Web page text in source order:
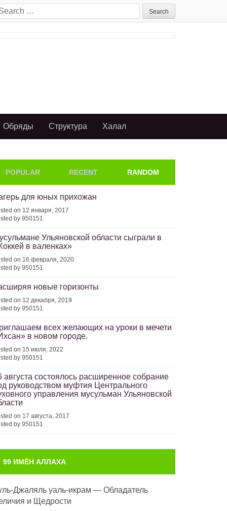
Обряды Структура Халал
POPULAR RECENT RANDOM
для юных прихожан
on 12 января, 2017
by 950151
Ульяновской области сыграли в
в валенках»
on 16 февраля, 2020
by 950151
новые горизонты
on 12 декабря, 2019
by 950151
всех желающих на уроки в мечети
в новом городе.
on 15 июля, 2022
by 950151
августа состоялось расширенное собрание
руководством муфтия Центрального
управления мусульман Ульяновской
on 17 августа, 2017
by 950151
99 ИМЁН АЛЛАХА
Джаляль уаль-икрам — Обладатель
и Щедрости